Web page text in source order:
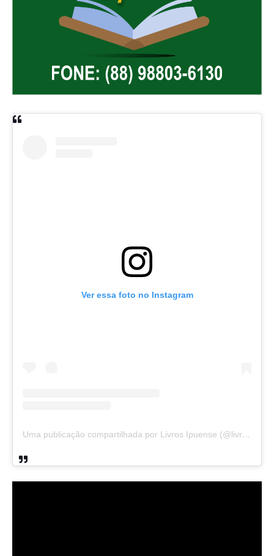
Ver essa foto no Instagram
Uma publicação compartilhada por Livros Ipuense (@livraria.papelaria_ipuense)